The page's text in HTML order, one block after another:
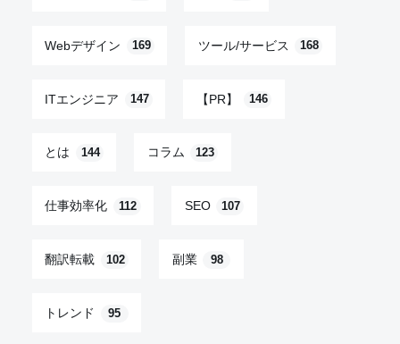
Webデザイン 169 ツール/サービス 168
ITエンジニア 147 【PR】 146
とは 144 コラム 123
仕事効率化 112 SEO 107
翻訳転載 102 副業 98
トレンド 95